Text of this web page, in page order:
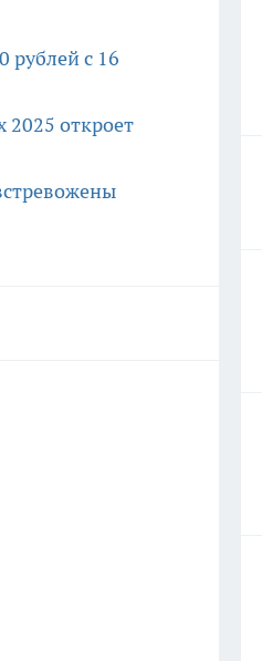
рублей с 16
2025 откроет